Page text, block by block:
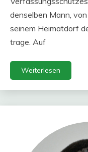
denselben Mann,
seinem Heimatdorf
trage. Auf
Weiterlesen